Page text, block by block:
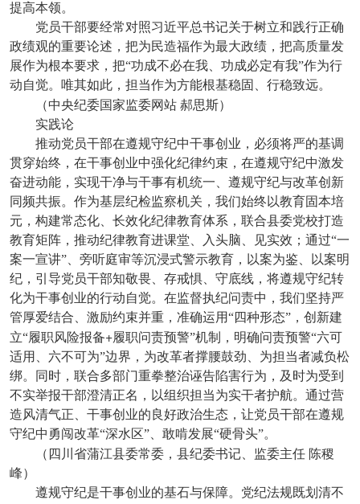
提高本领。
党员干部要经常对照习近平总书记关于树立和践行正确
政绩观的重要论述，把为民造福作为最大政绩，把高质量发
展作为根本要求，把“功成不必在我、功成必定有我”作为行
动自觉。唯其如此，担当作为方能根基稳固、行稳致远。
（中央纪委国家监委网站 郝思斯）
实践论
推动党员干部在遵规守纪中干事创业，必须将严的基调
贯穿始终，在干事创业中强化纪律约束，在遵规守纪中激发
奋进动能，实现干净与干事有机统一、遵规守纪与改革创新
同频共振。作为基层纪检监察机关，我们始终以教育固本培
元，构建常态化、长效化纪律教育体系，联合县委党校打造
教育矩阵，推动纪律教育进课堂、入头脑、见实效；通过“一
案一宣讲”、旁听庭审等沉浸式警示教育，以案为鉴、以案明
纪，引导党员干部知敬畏、存戒惧、守底线，将遵规守纪转
化为干事创业的行动自觉。在监督执纪问责中，我们坚持严
管厚爱结合、激励约束并重，准确运用“四种形态”，创新建
立“履职风险报备+履职问责预警”机制，明确问责预警“六可
适用、六不可为”边界，为改革者撑腰鼓劲、为担当者减负松
绑。同时，联合多部门重拳整治诬告陷害行为，及时为受到
不实举报干部澄清正名，以组织担当为实干者护航。通过营
造风清气正、干事创业的良好政治生态，让党员干部在遵规
守纪中勇闯改革“深水区”、敢啃发展“硬骨头”。
（四川省蒲江县委常委，县纪委书记、监委主任 陈稷
峰）
遵规守纪是干事创业的基石与保障。党纪法规既划清不